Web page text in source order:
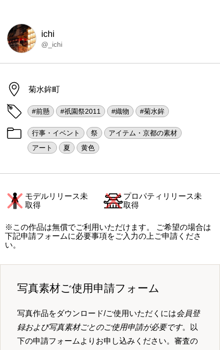
ichi
@_ichi
菊水鉾町
#前懸 #祇園祭2011 #織物 #菊水鉾
行事・イベント 祭
アイテム・京都の素材
アート
夏 黄色
モデルリリース未
取得
プロパティリリース未
取得
※この作品は無償でご利用いただけます。 ご希望の場合は
下記申請フォームに必要事項をご入力の上ご申請くださ
い。
写真素材ご使用申請フォーム
写真作品をダウンロード/ご使用いただくには会員登
録および写真素材ごとのご使用申請が必要です。以
下の申請フォームよりお申し込みください。審査の